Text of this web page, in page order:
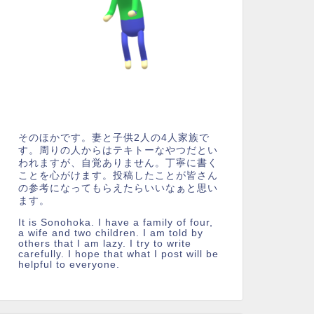
そのほかです。妻と子供2人の4人家族で
す。周りの人からはテキトーなやつだとい
われますが、自覚ありません。丁寧に書く
ことを心がけます。投稿したことが皆さん
の参考になってもらえたらいいなぁと思い
ます。
It is Sonohoka. I have a family of four,
a wife and two children. I am told by
others that I am lazy. I try to write
carefully. I hope that what I post will be
helpful to everyone.